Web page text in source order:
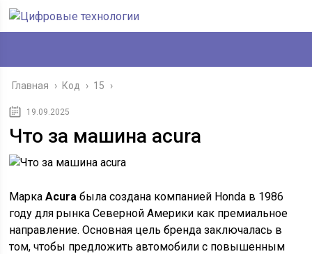
Главная › Код › 15 ›
19.09.2025
Что за машина acura
МаркаAcura была создана компанией Honda в 1986
году для рынка Северной Америки как премиальное
направление. Основная цель бренда заключалась в
том, чтобы предложить автомобили с повышенным